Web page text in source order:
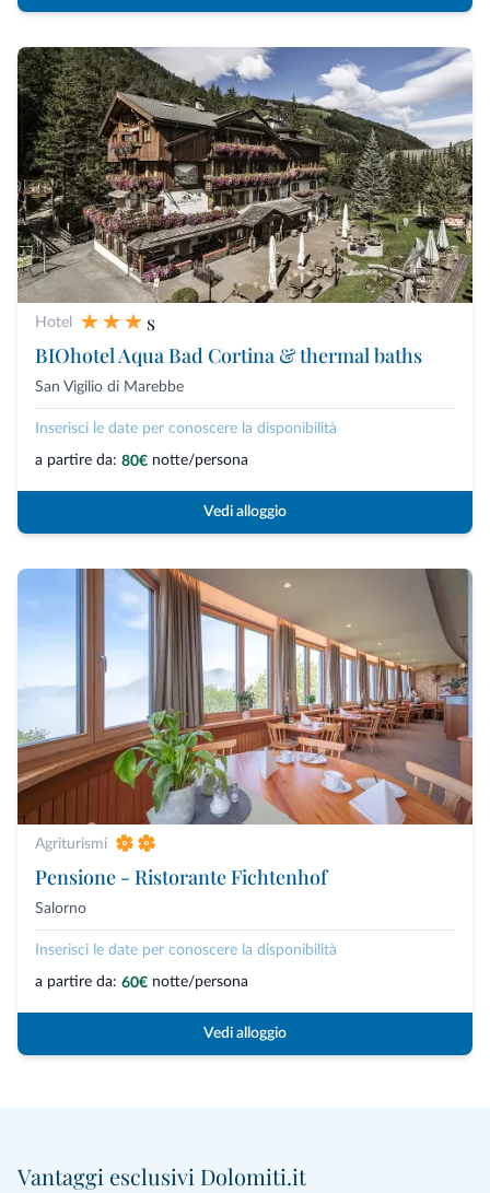
Hotel
s
BIOhotel Aqua Bad Cortina & thermal baths
San Vigilio di Marebbe
Inserisci le date per conoscere la disponibilità
a partire da: 80€ notte/persona
Vedi alloggio
Agriturismi
Pensione - Ristorante Fichtenhof
Salorno
Inserisci le date per conoscere la disponibilità
a partire da: 60€ notte/persona
Vedi alloggio
Vantaggi esclusivi Dolomiti.it